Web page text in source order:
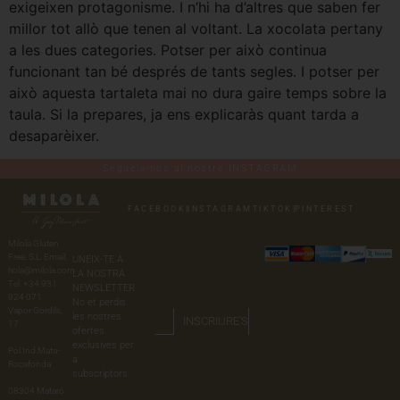
exigeixen protagonisme. I n’hi ha d’altres que saben fer
millor tot allò que tenen al voltant. La xocolata pertany
a les dues categories. Potser per això continua
funcionant tan bé després de tants segles. I potser per
això aquesta tartaleta mai no dura gaire temps sobre la
taula. Si la prepares, ja ens explicaràs quant tarda a
desaparèixer.
FACEBOOK INSTAGRAM TIKTOK PINTEREST
Milola Gluten
Free, S.L. Email:
hola@milola.com
Tel: +34 931
924 071
Vapor Gordils,
Pol.Ind.Mata-
Rocafonda
08304 Mataró
UNEIX-TE A
LA NOSTRA
NEWSLETTER
No et perdis
les nostres
ofertes
exclusives per
a
subscriptors.
INSCRIURE'S